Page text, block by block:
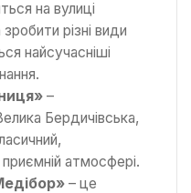
на вулиці
різні види
найсучасніші
–
Бердичівська,
атмосфері.
– це